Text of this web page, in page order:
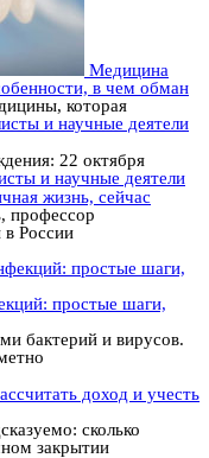
Медицина
в чем обман
которая
и научные деятели
22 октября
и научные деятели
жизнь, сейчас
профессор
России
простые шаги,
бактерий и вирусов.
доход и учесть
сколько
закрытии